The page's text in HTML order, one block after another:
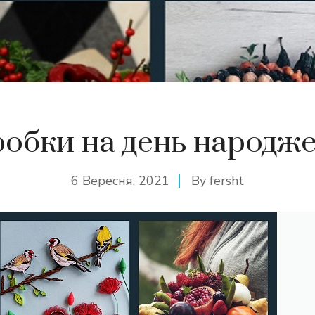
на день
6 Вересня, 2021 By fersht